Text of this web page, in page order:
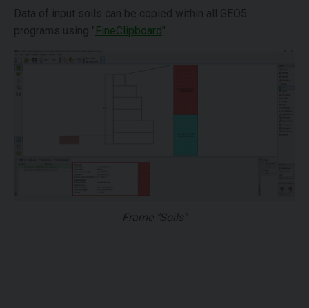
Data of input soils can be copied within all GEO5
programs using "FineClipboard".
Frame "Soils"